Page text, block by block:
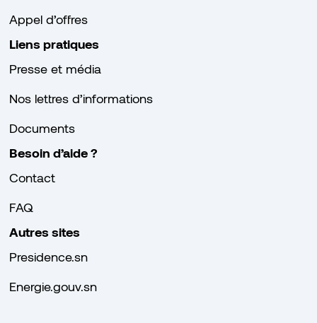
Appel d’offres
Liens pratiques
Presse et média
Nos lettres d’informations
Documents
Besoin d’aide ?
Contact
FAQ
Autres sites
Presidence.sn
Energie.gouv.sn